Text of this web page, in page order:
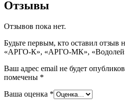
Отзывы
Отзывов пока нет.
Будьте первым, кто оставил отзыв
«АРГО-К», «АРГО-МК»,
Ваш адрес email не будет
помечены *
Ваша оценка *